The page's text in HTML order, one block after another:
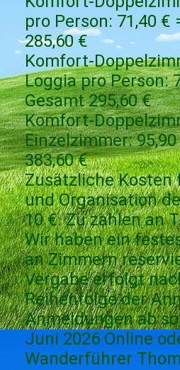
pro Person: 71,40 €
285,60 €
Komfort-
Loggia pro Person:
Gesamt 295,60 €
Komfort-
Einzelzimmer:
383,60 €
Zusätzliche Kosten
und Organisation
10 €. Zu zahlen an
Wir haben ein
an Zimmern
Vergabe erfolgt
Reihenfolge der
Anmeldungen ab
Juni 2026 Online
Wanderführer